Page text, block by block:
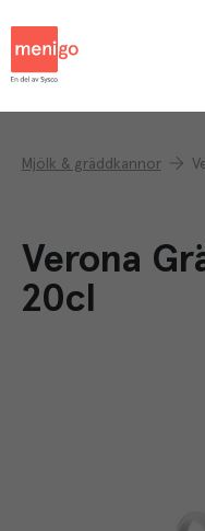
Mjölk & gräddkannor
Verona
20cl